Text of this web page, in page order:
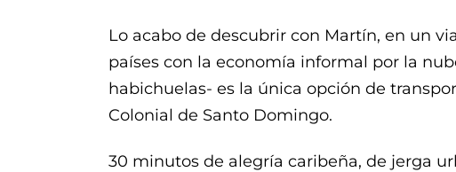
Lo acabo de descubrir con Martín, en un
países con la economía informal por la
habichuelas- es la única opción de
Colonial de Santo Domingo.
30 minutos de alegría caribeña, de jerga